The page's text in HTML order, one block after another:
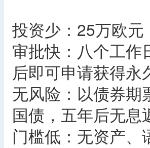
投资少：25万欧
审批快：八个工作
后即可申请获得永
无风险：以债券期
国债，五年后无息
门槛低：无资产